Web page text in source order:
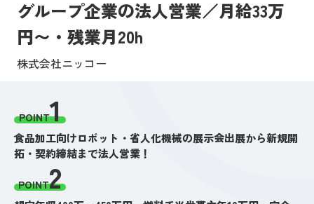
グループ企業の法人営業／月給33万
円〜・残業月20h
株式会社ニッコー
POINT1
食品加工向けロボット・省人化機械の展示会出展から新規開
拓・契約締結まで法人営業！
POINT2